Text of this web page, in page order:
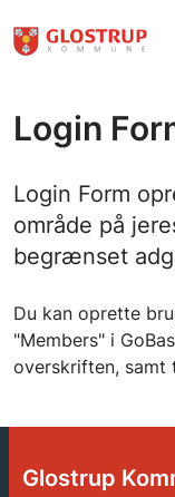
Login
Login Form
område på
begrænset
Du kan oprette
"Members" i
overskriften, samt
Glostrup